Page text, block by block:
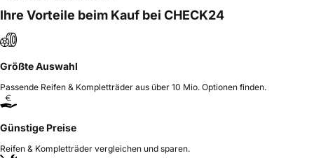
Ihre Vorteile beim Kauf bei CHECK24
Größte Auswahl
Passende Reifen & Kompletträder aus über 10 Mio. Optionen finden.
Günstige Preise
Reifen & Kompletträder vergleichen und sparen.